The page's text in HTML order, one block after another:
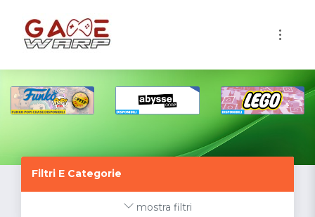
Filtri E Categorie
mostra filtri